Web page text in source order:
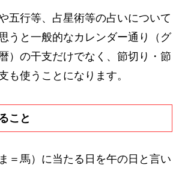
五行等、占星術等の占いについて
うと一般的なカレンダー通り（グ
）の干支だけでなく、節切り・節
も使うことになります。
こと
＝馬）に当たる日を午の日と言い